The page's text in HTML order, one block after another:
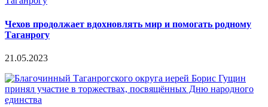
Чехов продолжает вдохновлять мир и помогать родному
Таганрогу
21.05.2023